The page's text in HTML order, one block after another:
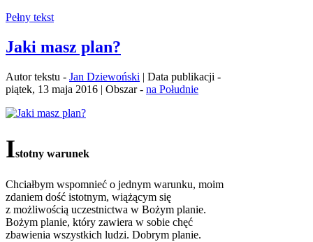
Pełny tekst
Jaki masz plan?
Autor tekstu - Jan Dziewoński | Data publikacji -
piątek, 13 maja 2016 | Obszar - na Południe
Istotny warunek
Chciałbym wspomnieć o jednym warunku, moim
zdaniem dość istotnym, wiążącym się
z możliwością uczestnictwa w Bożym planie.
Bożym planie, który zawiera w sobie chęć
zbawienia wszystkich ludzi. Dobrym planie.